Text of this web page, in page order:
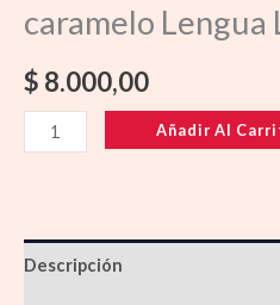
caramelo Lengua
$ 8.000,00
Añadir Al
Descripción